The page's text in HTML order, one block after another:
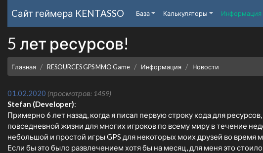
Cайт геймера KENTASSO База Калькуляторы Информация
5 лет ресурсов!
Главная RESOURCES GPS MMO Game Информация Новости
01.02.2020 (просмотров: 1459)
Stefan (Developer):
Примерно 6 лет назад, когда я писал первую строку кода для
повседневной жизни для многих игроков по всему миру в течение
небольшой и простой игры GPS для некоторых моих друзей во время
Если бы это было развлечением хотя бы на месяц, для меня это